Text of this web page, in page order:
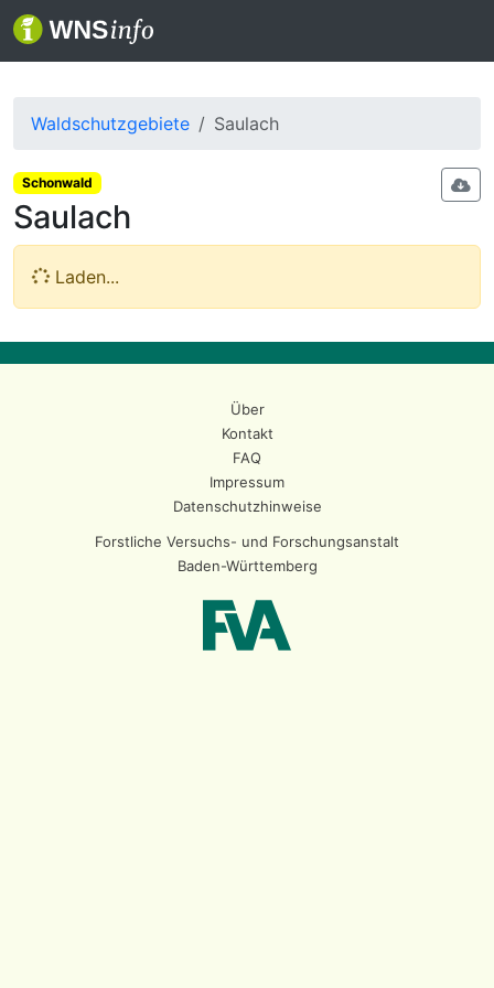
Waldschutzgebiete Saulach
Schonwald
Saulach
Laden...
Über
Kontakt
FAQ
Impressum
Datenschutzhinweise
Forstliche Versuchs- und Forschungsanstalt
Baden-Württemberg